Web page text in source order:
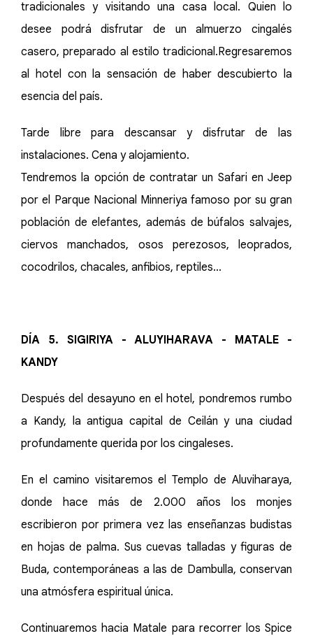
tradicionales y visitando una casa local. Quien lo
desee podrá disfrutar de un almuerzo cingalés
casero, preparado al estilo tradicional.Regresaremos
al hotel con la sensación de haber descubierto la
esencia del país.
Tarde libre para descansar y disfrutar de las
instalaciones. Cena y alojamiento.
Tendremos la opción de contratar un Safari en Jeep
por el Parque Nacional Minneriya famoso por su gran
población de elefantes, además de búfalos salvajes,
ciervos manchados, osos perezosos, leoprados,
cocodrilos, chacales, anfibios, reptiles...
DÍA 5. SIGIRIYA - ALUYIHARAVA - MATALE -
KANDY
Después del desayuno en el hotel, pondremos rumbo
a Kandy, la antigua capital de Ceilán y una ciudad
profundamente querida por los cingaleses.
En el camino visitaremos el Templo de Aluviharaya,
donde hace más de 2.000 años los monjes
escribieron por primera vez las enseñanzas budistas
en hojas de palma. Sus cuevas talladas y figuras de
Buda, contemporáneas a las de Dambulla, conservan
una atmósfera espiritual única.
Continuaremos hacia Matale para recorrer los Spice